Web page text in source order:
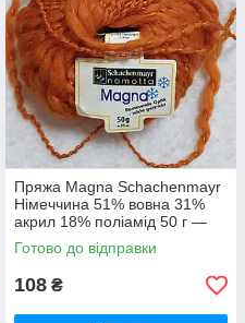
Пряжа Magna Schachenmayr
Німеччина 51% вовна 31%
акрил 18% поліамід 50 г —
35 м колір Жовтогарячий
Спиці 10-12 мм
Готово до відправки
108 ₴